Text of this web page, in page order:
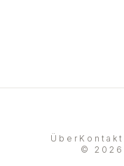
Über Kontakt
© 2026